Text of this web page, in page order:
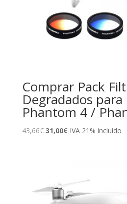
Comprar Pack
Degradados para
Phantom 4 /
43,66€ El
31,00€ElIVA 21% incluído